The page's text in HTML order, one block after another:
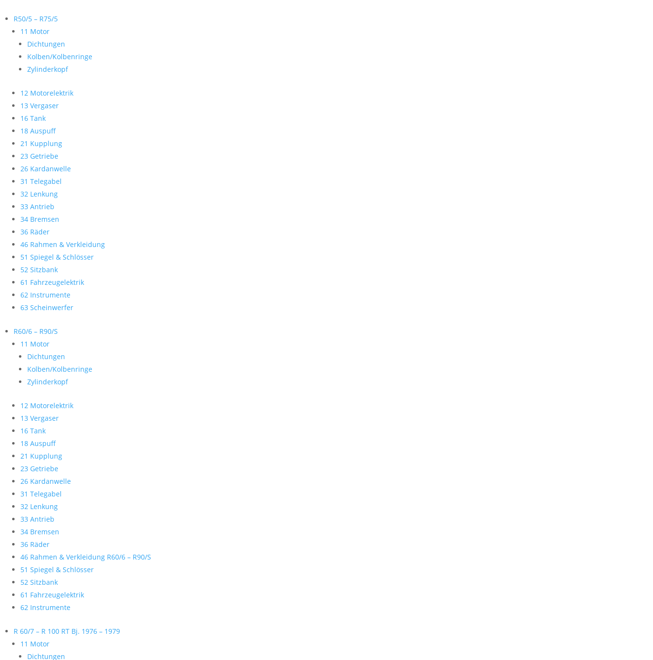
R50/5 – R75/5
11 Motor
Dichtungen
Kolben/Kolbenringe
Zylinderkopf
12 Motorelektrik
13 Vergaser
16 Tank
18 Auspuff
21 Kupplung
23 Getriebe
26 Kardanwelle
31 Telegabel
32 Lenkung
33 Antrieb
34 Bremsen
36 Räder
46 Rahmen & Verkleidung
51 Spiegel & Schlösser
52 Sitzbank
61 Fahrzeugelektrik
62 Instrumente
63 Scheinwerfer
R60/6 – R90/S
11 Motor
Dichtungen
Kolben/Kolbenringe
Zylinderkopf
12 Motorelektrik
13 Vergaser
16 Tank
18 Auspuff
21 Kupplung
23 Getriebe
26 Kardanwelle
31 Telegabel
32 Lenkung
33 Antrieb
34 Bremsen
36 Räder
46 Rahmen & Verkleidung R60/6 – R90/S
51 Spiegel & Schlösser
52 Sitzbank
61 Fahrzeugelektrik
62 Instrumente
R 60/7 – R 100 RT Bj. 1976 – 1979
11 Motor
Dichtungen